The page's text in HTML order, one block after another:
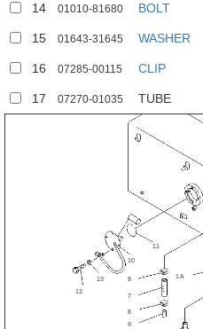
14 01010-81680 BOLT
15 01643-31645 WASHER
16 07285-00115 CLIP
17 07270-01035 TUBE
1A
7
8
8
9
10
11
12
13